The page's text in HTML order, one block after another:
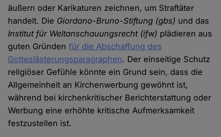
äußern oder Karikaturen zeichnen, um Straftäter
handelt. Die Giordano-Bruno-Stiftung (gbs) und das
Institut für Weltanschauungsrecht (ifw) plädieren aus
guten Gründenfür die Abschaffung des
Gotteslästerungsparagraphen. Der einseitige Schutz
religiöser Gefühle könnte ein Grund sein, dass die
Allgemeinheit an Kirchenwerbung gewöhnt ist,
während bei kirchenkritischer Berichterstattung oder
Werbung eine erhöhte kritische Aufmerksamkeit
festzustellen ist.